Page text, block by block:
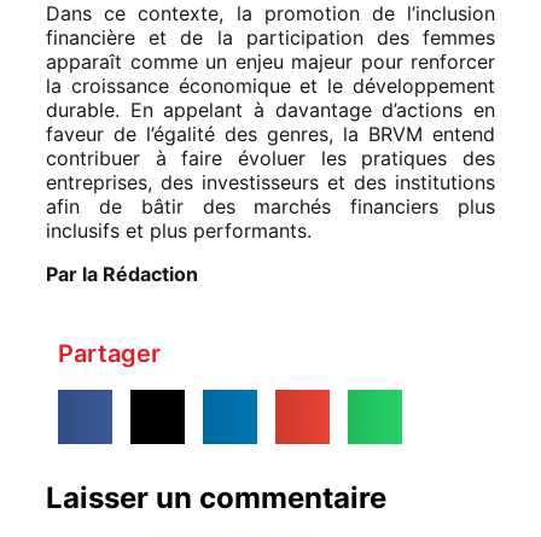
Dans ce contexte, la promotion de l’inclusion
financière et de la participation des femmes
apparaît comme un enjeu majeur pour renforcer
la croissance économique et le développement
durable. En appelant à davantage d’actions en
faveur de l’égalité des genres, la BRVM entend
contribuer à faire évoluer les pratiques des
entreprises, des investisseurs et des institutions
afin de bâtir des marchés financiers plus
inclusifs et plus performants.
Par la Rédaction
Partager
Laisser un commentaire